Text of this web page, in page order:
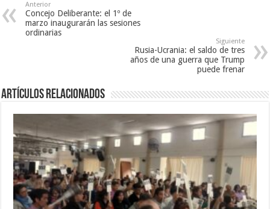
Anterior
Concejo Deliberante: el 1º de
marzo inaugurarán las sesiones
ordinarias
Siguiente
Rusia-Ucrania: el saldo de tres
años de una guerra que Trump
puede frenar
Artículos Relacionados